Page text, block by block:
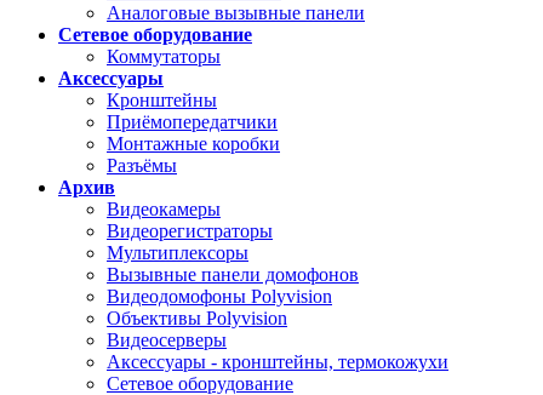
Аналоговые вызывные панели
Сетевое оборудование
Коммутаторы
Аксессуары
Кронштейны
Приёмопередатчики
Монтажные коробки
Разъёмы
Архив
Видеокамеры
Видеорегистраторы
Мультиплексоры
Вызывные панели домофонов
Видеодомофоны Polyvision
Объективы Polyvision
Видеосерверы
Аксессуары - кронштейны, термокожухи
Сетевое оборудование